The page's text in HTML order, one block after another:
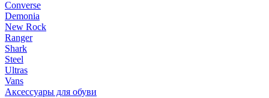
Converse
Demonia
New Rock
Ranger
Shark
Steel
Ultras
Vans
Аксессуары для обуви